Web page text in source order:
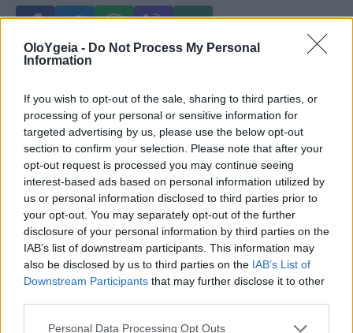
OloYgeia - Do Not Process My Personal
Information
If you wish to opt-out of the sale, sharing to third parties, or
processing of your personal or sensitive information for
targeted advertising by us, please use the below opt-out
section to confirm your selection. Please note that after your
opt-out request is processed you may continue seeing
interest-based ads based on personal information utilized by
us or personal information disclosed to third parties prior to
your opt-out. You may separately opt-out of the further
disclosure of your personal information by third parties on the
IAB’s list of downstream participants. This information may
also be disclosed by us to third parties on the IAB’s List of
Downstream Participants that may further disclose it to other
Personal Data Processing Opt Outs
Just in